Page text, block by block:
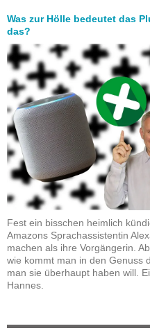
Was zur Hölle bedeutet das
das?
Fest ein bisschen heimlich
Amazons Sprachassistentin
machen als ihre Vorgängerin.
wie kommt man in den Genuss
man sie überhaupt haben will.
Hannes.